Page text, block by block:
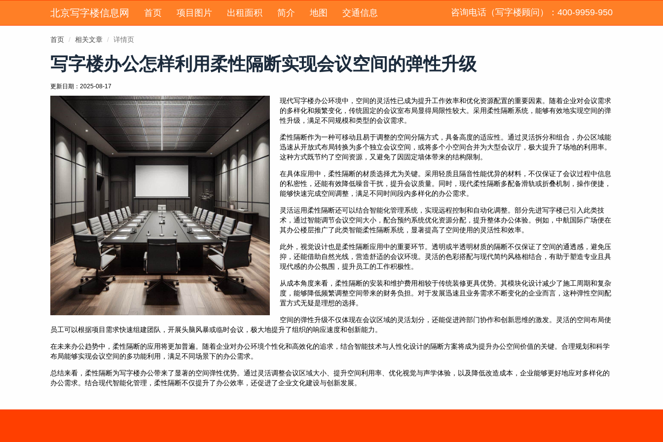
北京写字楼信息网 首页 项目图片 出租面积 简介 地图 交通信息 咨询电话（写字楼顾问）：400-9959-950
首页 相关文章 详情页
写字楼办公怎样利用柔性隔断实现会议空间的弹性升级
更新日期： 2025-08-17
现代写字楼办公环境中，空间的灵活性已成为提升工作效率和优化资源配置的重要因素。随着企业对会议需求
的多样化和频繁变化，传统固定的会议室布局显得局限性较大。采用柔性隔断系统，能够有效地实现空间的弹
性升级，满足不同规模和类型的会议需求。
柔性隔断作为一种可移动且易于调整的空间分隔方式，具备高度的适应性。通过灵活拆分和组合，办公区域能
迅速从开放式布局转换为多个独立会议空间，或将多个小空间合并为大型会议厅，极大提升了场地的利用率。
这种方式既节约了空间资源，又避免了因固定墙体带来的结构限制。
在具体应用中，柔性隔断的材质选择尤为关键。采用轻质且隔音性能优异的材料，不仅保证了会议过程中信息
的私密性，还能有效降低噪音干扰，提升会议质量。同时，现代柔性隔断多配备滑轨或折叠机制，操作便捷，
能够快速完成空间调整，满足不同时间段内多样化的办公需求。
灵活运用柔性隔断还可以结合智能化管理系统，实现远程控制和自动化调整。部分先进写字楼已引入此类技
术，通过智能调节会议空间大小，配合预约系统优化资源分配，提升整体办公体验。例如，中航国际广场便在
其办公楼层推广了此类智能柔性隔断系统，显著提高了空间使用的灵活性和效率。
此外，视觉设计也是柔性隔断应用中的重要环节。透明或半透明材质的隔断不仅保证了空间的通透感，避免压
抑，还能借助自然光线，营造舒适的会议环境。灵活的色彩搭配与现代简约风格相结合，有助于塑造专业且具
现代感的办公氛围，提升员工的工作积极性。
从成本角度来看，柔性隔断的安装和维护费用相较于传统装修更具优势。其模块化设计减少了施工周期和复杂
度，能够降低频繁调整空间带来的财务负担。对于发展迅速且业务需求不断变化的企业而言，这种弹性空间配
置方式无疑是理想的选择。
空间的弹性升级不仅体现在会议区域的灵活划分，还能促进跨部门协作和创新思维的激发。灵活的空间布局使
员工可以根据项目需求快速组建团队，开展头脑风暴或临时会议，极大地提升了组织的响应速度和创新能力。
在未来办公趋势中，柔性隔断的应用将更加普遍。随着企业对办公环境个性化和高效化的追求，结合智能技术与人性化设计的隔断方案将成为提升办公空间价值的关键。合理规划和科学
布局能够实现会议空间的多功能利用，满足不同场景下的办公需求。
总结来看，柔性隔断为写字楼办公带来了显著的空间弹性优势。通过灵活调整会议区域大小、提升空间利用率、优化视觉与声学体验，以及降低改造成本，企业能够更好地应对多样化的
办公需求。结合现代智能化管理，柔性隔断不仅提升了办公效率，还促进了企业文化建设与创新发展。